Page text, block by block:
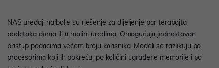
NAS uređaji najbolje su rješenje za dijeljenje par terabajta
podataka doma ili u malim uredima. Omogućuju jednostavan
pristup podacima većem broju korisnika. Modeli se razlikuju po
procesorima koji ih pokreću, po količini ugrađene memorije i po